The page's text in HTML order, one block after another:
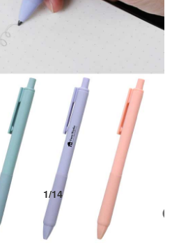
1/14